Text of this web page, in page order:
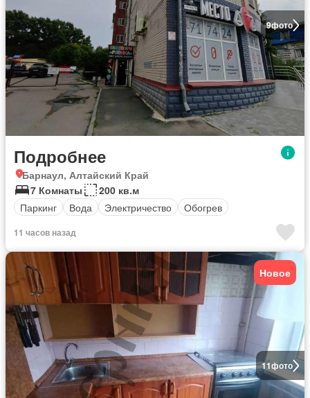
9фото
Подробнее
Барнаул, Алтайский Край
7 Комнаты
200 кв.м
Паркинг
Вода Электричество Обогрев
11 часов назад
11фото
Новое